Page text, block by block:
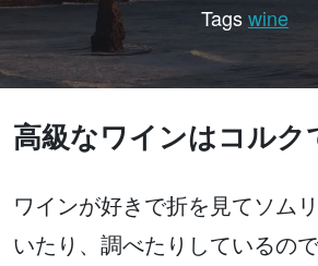
Tagswine
wine
高級なワインはコルク
ワインが好きで折を見てソム
いたり、調べたりしているの